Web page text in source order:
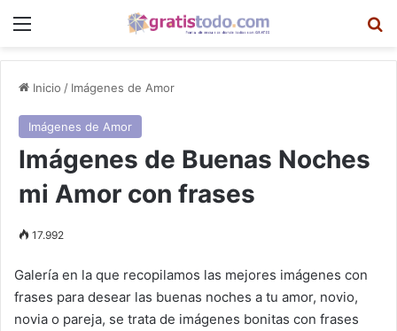
Menú
Inicio / Imágenes de Amor
Imágenes de Amor
Imágenes de Buenas Noches
mi Amor con frases
17.992
Galería en la que recopilamos las mejores imágenes con
frases para desear las buenas noches a tu amor, novio,
novia o pareja, se trata de imágenes bonitas con frases